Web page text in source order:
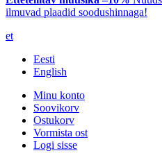
ilmuvad plaadid soodushinnaga!
et
Eesti
English
Minu konto
Soovikorv
Ostukorv
Vormista ost
Logi sisse